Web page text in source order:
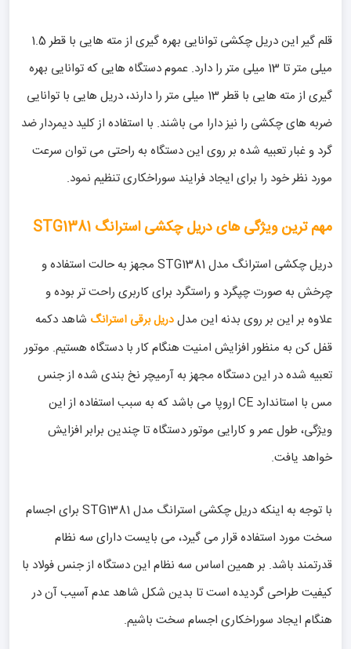
قلم گیر این دریل چکشی توانایی بهره گیری از مته هایی با قطر 1.5
میلی متر تا 13 میلی متر را دارد. عموم دستگاه هایی که توانایی بهره
گیری از مته هایی با قطر 13 میلی متر را دارند، دریل هایی با توانایی
ضربه های چکشی را نیز دارا می باشند. با استفاده از کلید دیمردار ضد
گرد و غبار تعبیه شده بر روی این دستگاه به راحتی می توان سرعت
مورد نظر خود را برای ایجاد فرایند سوراخکاری تنظیم نمود.
مهم ترین ویژگی های دریل چکشی استرانگ STG1381
دریل چکشی استرانگ مدل STG1381 مجهز به حالت استفاده و
چرخش به صورت چپگرد و راستگرد برای کاربری راحت تر بوده و
علاوه بر این بر روی بدنه این مدلدریل برقی استرانگ شاهد دکمه
قفل کن به منظور افزایش امنیت هنگام کار با دستگاه هستیم. موتور
تعبیه شده در این دستگاه مجهز به آرمیچر نخ بندی شده از جنس
مس با استاندارد CE اروپا می باشد که به سبب استفاده از این
ویژگی، طول عمر و کارایی موتور دستگاه تا چندین برابر افزایش
خواهد یافت.
با توجه به اینکه دریل چکشی استرانگ مدل STG1381 برای اجسام
سخت مورد استفاده قرار می گیرد، می بایست دارای سه نظام
قدرتمند باشد. بر همین اساس سه نظام این دستگاه از جنس فولاد با
کیفیت طراحی گردیده است تا بدین شکل شاهد عدم آسیب آن در
هنگام ایجاد سوراخکاری اجسام سخت باشیم.